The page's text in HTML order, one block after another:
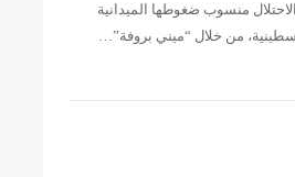
منسوب ضغوطها الميدانية
من خلال “ميني بروفة”…